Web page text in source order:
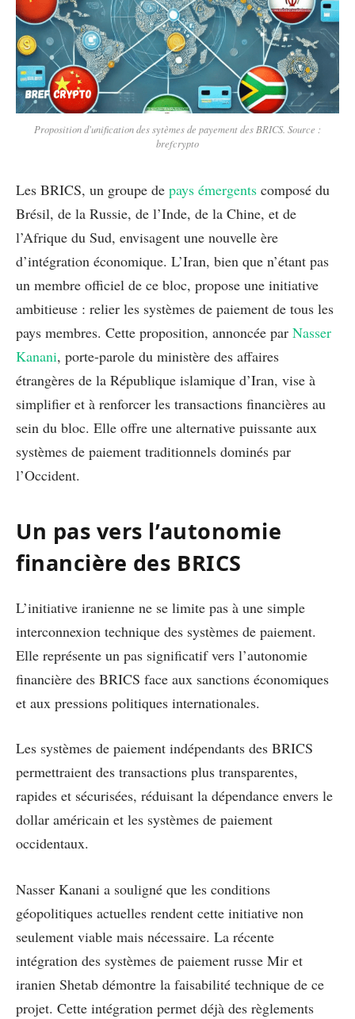
Proposition d'unification des sytèmes de payement des BRICS. Source :
brefcrypto
Les BRICS, un groupe de pays émergents composé du
Brésil, de la Russie, de l’Inde, de la Chine, et de
l’Afrique du Sud, envisagent une nouvelle ère
d’intégration économique. L’Iran, bien que n’étant pas
un membre officiel de ce bloc, propose une initiative
ambitieuse : relier les systèmes de paiement de tous les
pays membres. Cette proposition, annoncée par Nasser
Kanani, porte-parole du ministère des affaires
étrangères de la République islamique d’Iran, vise à
simplifier et à renforcer les transactions financières au
sein du bloc. Elle offre une alternative puissante aux
systèmes de paiement traditionnels dominés par
l’Occident.
Un pas vers l’autonomie
financière des BRICS
L’initiative iranienne ne se limite pas à une simple
interconnexion technique des systèmes de paiement.
Elle représente un pas significatif vers l’autonomie
financière des BRICS face aux sanctions économiques
et aux pressions politiques internationales.
Les systèmes de paiement indépendants des BRICS
permettraient des transactions plus transparentes,
rapides et sécurisées, réduisant la dépendance envers le
dollar américain et les systèmes de paiement
occidentaux.
Nasser Kanani a souligné que les conditions
géopolitiques actuelles rendent cette initiative non
seulement viable mais nécessaire. La récente
intégration des systèmes de paiement russe Mir et
iranien Shetab démontre la faisabilité technique de ce
projet. Cette intégration permet déjà des règlements